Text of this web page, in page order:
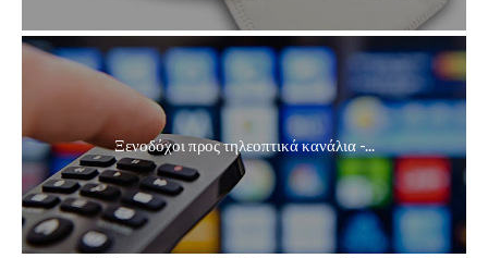
Ξενοδόχοι προς τηλεοπτικά κανάλια -...